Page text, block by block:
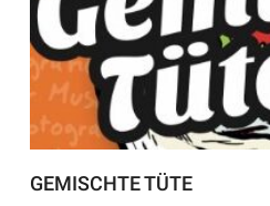
GEMISCHTE TÜTE